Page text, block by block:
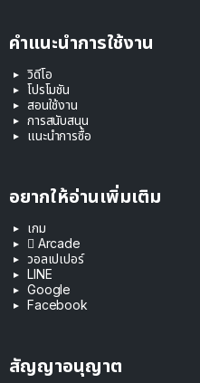
คำแนะนำการใช้งาน
วิดีโอ
โปรโมชัน
สอนใช้งาน
การสนับสนุน
แนะนำการซื้อ
อยากให้อ่านเพิ่มเติม
เกม
 Arcade
วอลเปเปอร์
LINE
Google
Facebook
สัญญาอนุญาต